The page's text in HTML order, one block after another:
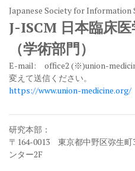
Japanese Society for Information
J-ISCM 日本臨床
（学術部門）
E-mail: office2 (※)union-
変えて送信ください。
https://www.union-medicine.org/
研究本部：
〒164-0013 東京都中野区弥生
ンター2F